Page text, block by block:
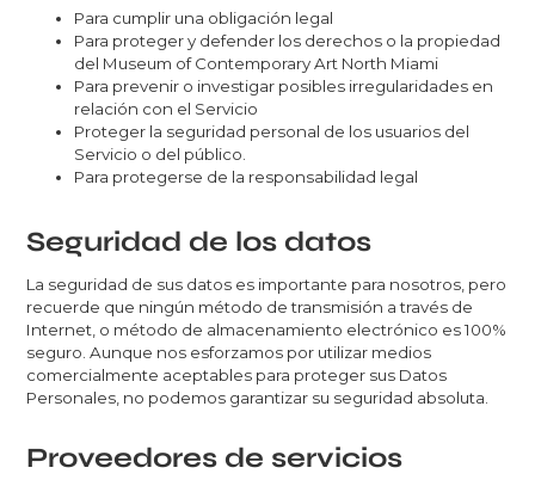
Para cumplir una obligación legal
Para proteger y defender los derechos o la propiedad
del Museum of Contemporary Art North Miami
Para prevenir o investigar posibles irregularidades en
relación con el Servicio
Proteger la seguridad personal de los usuarios del
Servicio o del público.
Para protegerse de la responsabilidad legal
Seguridad de los datos
La seguridad de sus datos es importante para nosotros, pero
recuerde que ningún método de transmisión a través de
Internet, o método de almacenamiento electrónico es 100%
seguro. Aunque nos esforzamos por utilizar medios
comercialmente aceptables para proteger sus Datos
Personales, no podemos garantizar su seguridad absoluta.
Proveedores de servicios